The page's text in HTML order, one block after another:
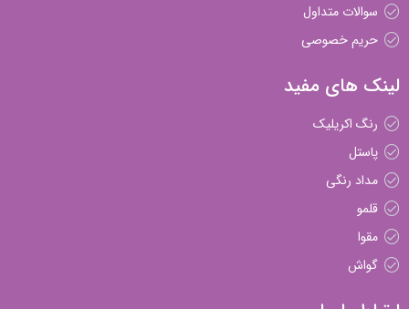
سوالات متداول
حریم خصوصی
لینک های مفید
رنگ اکریلیک
پاستل
مداد رنگی
قلمو
مقوا
گواش